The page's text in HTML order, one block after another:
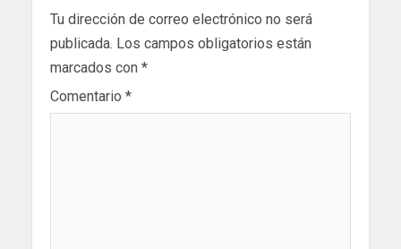
Tu dirección de correo electrónico no será
publicada. Los campos obligatorios están
marcados con *
Comentario *